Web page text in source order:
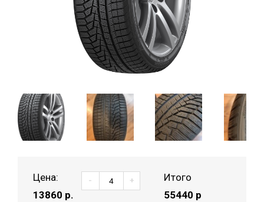
Цена:
13860 р.
- +
Итого
55440 р